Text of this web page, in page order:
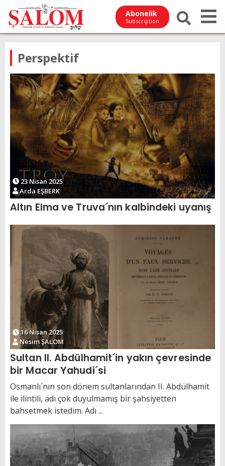
Abonelik
Subscription
Perspektif
23 Nisan 2025
Arda EŞBERK
Altın Elma ve Truva´nın kalbindeki uyanış
16 Nisan 2025
Nesim ŞALOM
Sultan II. Abdülhamit´in yakın çevresinde
bir Macar Yahudi´si
Osmanlı´nın son dönem sultanlarından II. Abdülhamit
ile ilintili, adı çok duyulmamış bir şahsiyetten
bahsetmek istedim. Adı ...